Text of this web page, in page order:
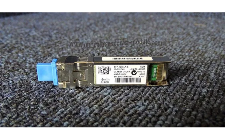
KEBIJAKAN
PRIVASI